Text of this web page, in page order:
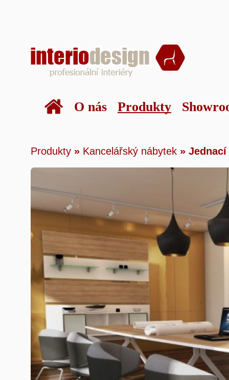
O nás Produkty
Produkty » Kancelářský nábytek »
Produkty » Kancelářský nábytek »